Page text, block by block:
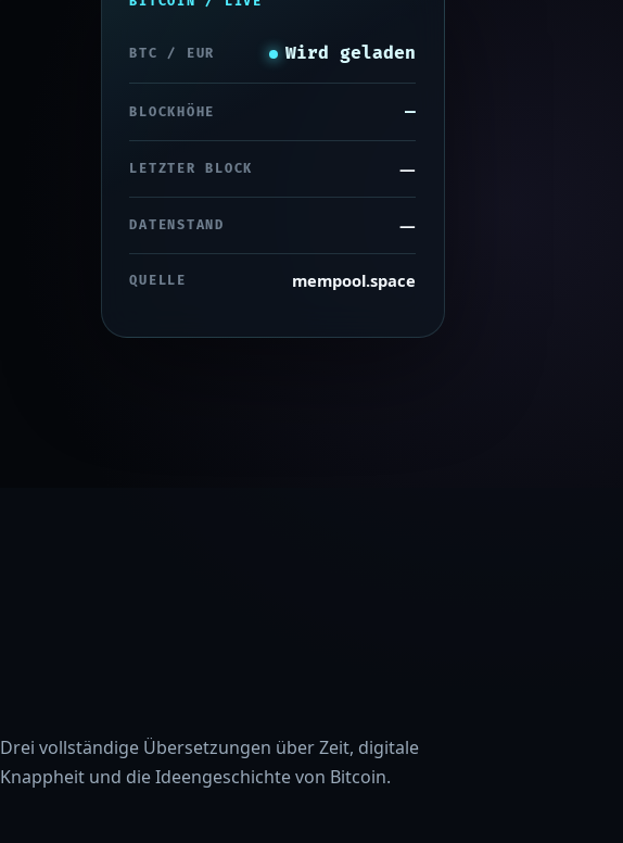
BTC / EUR Wird geladen
BLOCKHÖHE —
LETZTER BLOCK —
DATENSTAND —
QUELLE mempool.space
Drei vollständige Übersetzungen über Zeit, digitale
Knappheit und die Ideengeschichte von Bitcoin.